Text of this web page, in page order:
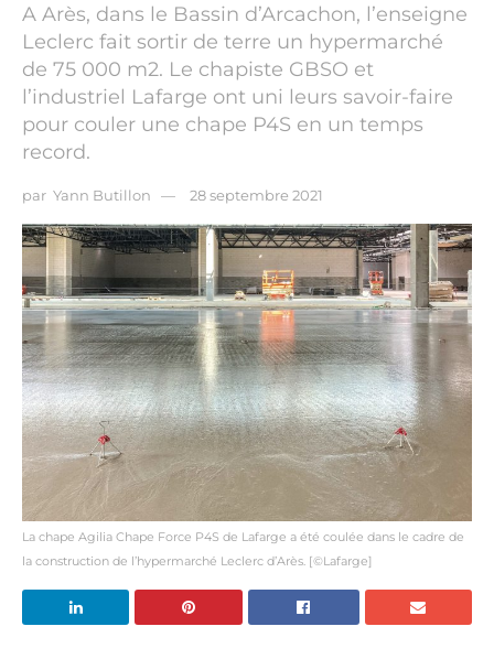
A Arès, dans le Bassin d’Arcachon, l’enseigne
Leclerc fait sortir de terre un hypermarché
de 75 000 m2. Le chapiste GBSO et
l’industriel Lafarge ont uni leurs savoir-faire
pour couler une chape P4S en un temps
record.
par Yann Butillon 28 septembre 2021
La chape Agilia Chape Force P4S de Lafarge a été coulée dans le cadre de
la construction de l’hypermarché Leclerc d’Arès. [©Lafarge]